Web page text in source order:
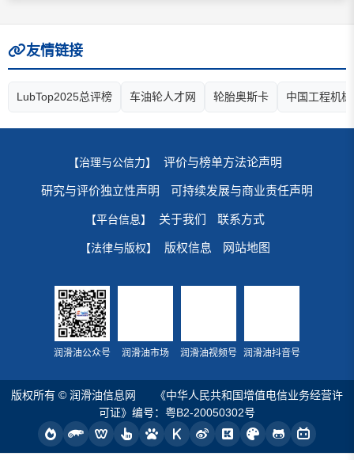
友情链接
LubTop2025总评榜 车油轮人才网 轮胎奥斯卡 中国工程机
【治理与公信力】 评价与榜单方法论声明
研究与评价独立性声明 可持续发展与商业责任声明
【平台信息】 关于我们 联系方式
【法律与版权】 版权信息 网站地图
润滑油公众号 润滑油市场 润滑油视频号 润滑油抖音号
版权所有 © 润滑油信息网
《中华人民共和国增值电信业务经营许
可证》编号：粤B2-20050302号